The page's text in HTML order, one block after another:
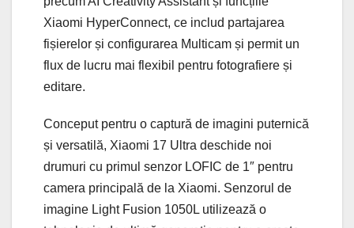
Xiaomi HyperConnect, ce includ partajarea
fișierelor și configurarea Multicam și permit un
flux de lucru mai flexibil pentru fotografiere și
editare.
Conceput pentru o captură de imagini puternică
și versatilă, Xiaomi 17 Ultra deschide noi
drumuri cu primul senzor LOFIC de 1″ pentru
camera principală de la Xiaomi. Senzorul de
imagine Light Fusion 1050L utilizează o